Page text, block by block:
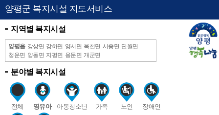
양평군 복지시설 지도서비스
지역별 복지시설
양평읍 강상면 강하면 양서면 옥천면 서종면 단월면
청운면 양동면 지평면 용문면 개군면
분야별 복지시설
전체 영유아 아동청소년 가족 노인 장애인